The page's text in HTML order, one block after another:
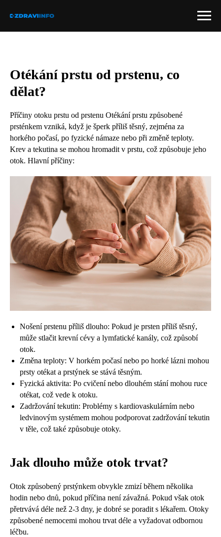
Otékání prstu od prstenu, co
dělat?
Příčiny otoku prstu od prstenu Otékání prstu způsobené
prsténkem vzniká, když je šperk příliš těsný, zejména za
horkého počasí, po fyzické námaze nebo při změně teploty.
Krev a tekutina se mohou hromadit v prstu, což způsobuje jeho
otok. Hlavní příčiny:
Nošení prstenu příliš dlouho: Pokud je prsten příliš těsný,
může stlačit krevní cévy a lymfatické kanály, což způsobí
otok.
Změna teploty: V horkém počasí nebo po horké lázni mohou
prsty otékat a prstýnek se stává těsným.
Fyzická aktivita: Po cvičení nebo dlouhém stání mohou ruce
otékat, což vede k otoku.
Zadržování tekutin: Problémy s kardiovaskulárním nebo
ledvinovým systémem mohou podporovat zadržování tekutin
v těle, což také způsobuje otoky.
Jak dlouho může otok trvat?
Otok způsobený prstýnkem obvykle zmizí během několika
hodin nebo dnů, pokud příčina není závažná. Pokud však otok
přetrvává déle než 2-3 dny, je dobré se poradit s lékařem. Otoky
způsobené nemocemi mohou trvat déle a vyžadovat odbornou
léčbu.